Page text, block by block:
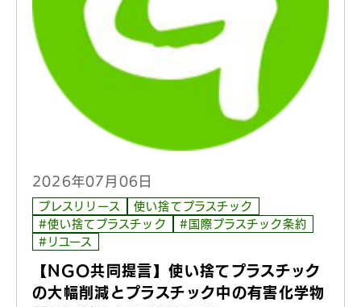
2026年07月06日
プレスリリース
使い捨てプラスチック
#使い捨てプラスチック
#国際プラスチック条約
#リユース
【NGO共同提言】使い捨てプラスチック
の大幅削減とプラスチック中の有害化学物